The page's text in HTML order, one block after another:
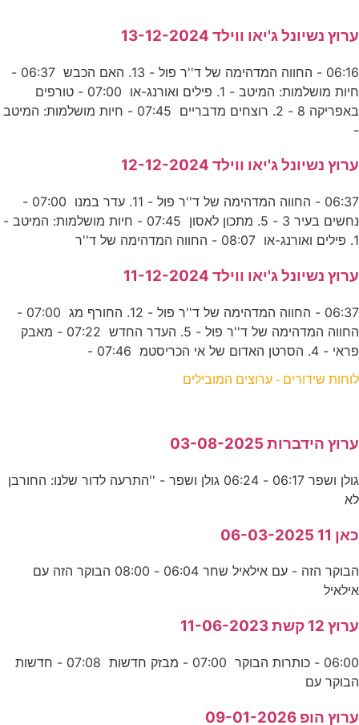
ערוץ נשיונל ג'יאו ווילד 13-12-2024
06:16 - החווה המדהימה של ד''ר פול - 13. האם הכבש 06:37 -
חיות מושלמות: המיטב - 1. פילים ואורנג-או 07:00 - טורפים
באפריקה 8 - 2. רוצחים מדבריים 07:45 - חיות מושלמות: המיטב
-
ערוץ נשיונל ג'יאו ווילד 12-12-2024
06:37 - החווה המדהימה של ד''ר פול - 11. עדר במנו 07:00 -
נחשים בעיר 3 - 5. מתכון לאסון 07:45 - חיות מושלמות: המיטב -
1. פילים ואורנג-או 08:07 - החווה המדהימה של ד''ר
ערוץ נשיונל ג'יאו ווילד 11-12-2024
06:37 - החווה המדהימה של ד''ר פול - 12. החורף מג 07:00 -
החווה המדהימה של ד''ר פול - 5. העדר החדש 07:22 - מאבק
פראי - 4. הסרטן האדום של אי הכריסטמ 07:46 -
לוחות שידורים - ערוצים המובילים
ערוץ הידברות 03-08-2025
גולן ושפר 06:17 - 06:24 גולן ושפר - ''התרעה לדור שלנו: החורבן
לא
כאן 11 06-03-2025
הבוקר הזה - עם אילאיל שחר 06:04 - 08:00 הבוקר הזה עם
אילאיל
ערוץ 12 קשת 11-06-2023
06:00 - כותרות הבוקר 07:00 - מבזק חדשות 07:08 - חדשות
הבוקר עם
ערוץ הופ 09-01-2026